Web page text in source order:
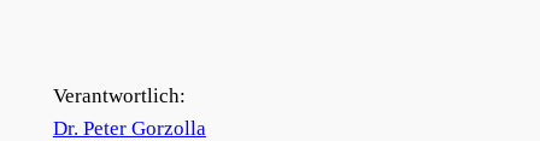
Verantwortlich:
Dr. Peter Gorzolla